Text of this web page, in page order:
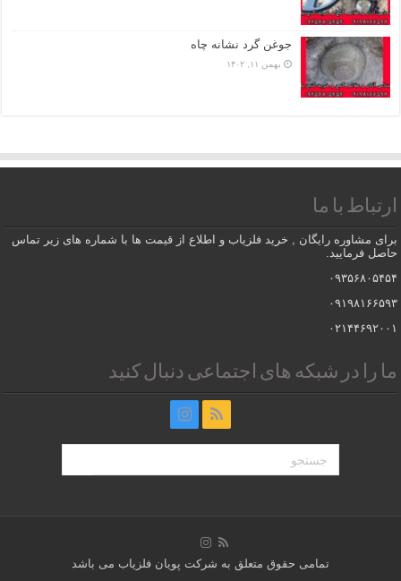
جوغن گرد نشانه چاه
بهمن ۱۱, ۱۴۰۲
ارتباط با ما
برای مشاوره رایگان , خرید فلزیاب و اطلاع از قیمت ها با شماره های زیر تماس
حاصل فرمایید.
۰۹۳۵۶۸۰۵۴۵۴
۰۹۱۹۸۱۶۶۵۹۳
۰۲۱۴۴۶۹۲۰۰۱
ما را در شبکه های اجتماعی دنبال کنید
تمامی حقوق متعلق به شرکت پویان فلزیاب می باشد